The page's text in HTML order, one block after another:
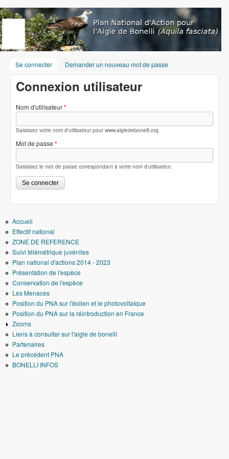
Aller au contenu principal
www.aigledebonelli.org
Se connecter (onglet actif)
Demander un nouveau mot de passe
Connexion utilisateur
Nom d'utilisateur*
Saisissez votre nom d'utilisateur pour www.aigledebonelli.org.
Mot de passe *
Saisissez le mot de passe correspondant à votre nom d'utilisateur.
Accueil
Effectif national
ZONE DE REFERENCE
Suivi télémétrique juvéniles
Plan national d'actions 2014 - 2023
Présentation de l'espèce
Conservation de l'espèce
Les Menaces
Position du PNA sur l'éolien et le photovoltaïque
Position du PNA sur la réintroduction en France
Zooms
Liens à consulter sur l'aigle de bonelli
Partenaires
Le précédent PNA
BONELLI INFOS